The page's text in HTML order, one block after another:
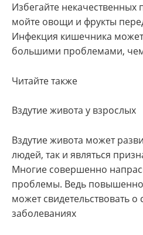
Избегайте некачественных
мойте овощи и фрукты
Инфекция кишечника
большими проблемами,
Читайте также
Вздутие живота у взрослых
Вздутие живота может
людей, так и являться
Многие совершенно
проблемы. Ведь
может свидетельствовать о
заболеваниях